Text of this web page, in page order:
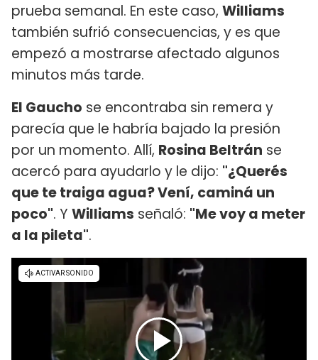
prueba semanal. En este caso, Williams
también sufrió consecuencias, y es que
empezó a mostrarse afectado algunos
minutos más tarde.
El Gaucho se encontraba sin remera y
parecía que le habría bajado la presión
por un momento. Allí, Rosina Beltrán se
acercó para ayudarlo y le dijo: "¿Querés
que te traiga agua? Vení, caminá un
poco". Y Williams señaló: "Me voy a meter
a la pileta".